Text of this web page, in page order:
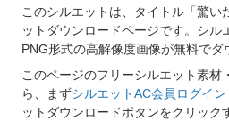
このシルエットは、タイトル「驚い
ットダウンロードページです。シル
PNG形式の高解像度画像が無料でダ
このページのフリーシルエット素材
ら、まずシルエットAC会員ログイン
ットダウンロードボタンをクリック